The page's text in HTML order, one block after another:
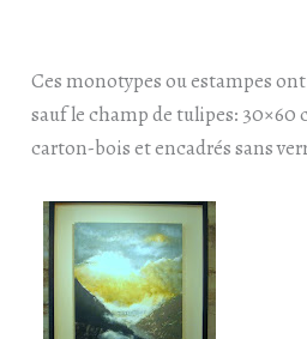
Ces monotypes ou estampes
sauf le champ de tulipes:
carton-bois et encadrés sans